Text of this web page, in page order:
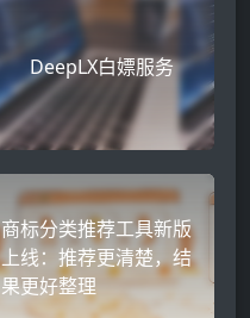
DeepLX白嫖服务
商标分类推荐工具新版
上线：推荐更清楚，结
果更好整理